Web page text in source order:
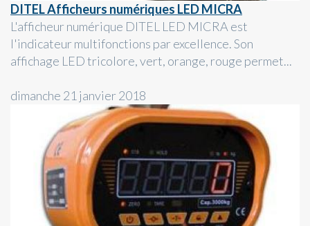
DITEL Afficheurs numériques LED MICRA
L'afficheur numérique DITEL LED MICRA est
l'indicateur multifonctions par excellence. Son
affichage LED tricolore, vert, orange, rouge permet...
dimanche 21 janvier 2018